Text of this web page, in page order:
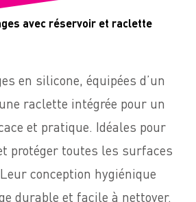
avec réservoir et raclette
en silicone, équipées d’un
raclette intégrée pour un
et pratique. Idéales pour
protéger toutes les surfaces
conception hygiénique
durable et facile à nettoyer.